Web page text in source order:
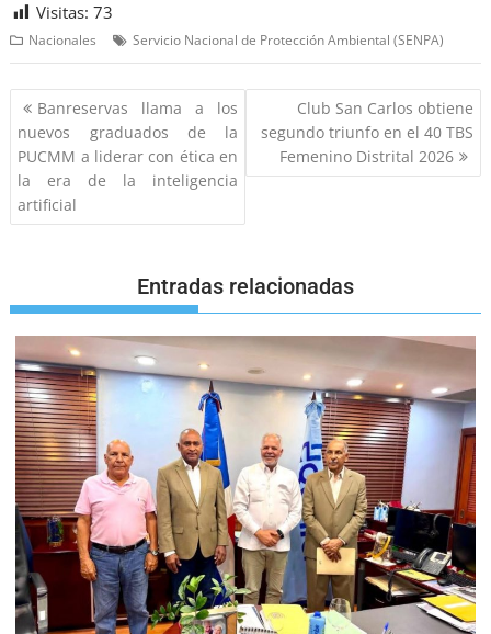
Visitas: 73
Nacionales Servicio Nacional de Protección Ambiental (SENPA)
Banreservas llama a los
nuevos graduados de la
PUCMM a liderar con ética en
la era de la inteligencia
artificial
Club San Carlos obtiene
segundo triunfo en el 40 TBS
Femenino Distrital 2026
Entradas relacionadas